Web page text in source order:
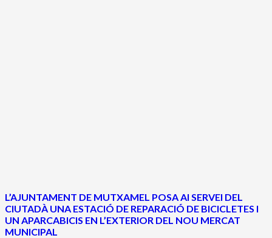
L’AJUNTAMENT DE MUTXAMEL POSA Al SERVEI DEL
CIUTADÀ UNA ESTACIÓ DE REPARACIÓ DE BICICLETES I
UN APARCABICIS EN L’EXTERIOR DEL NOU MERCAT
MUNICIPAL